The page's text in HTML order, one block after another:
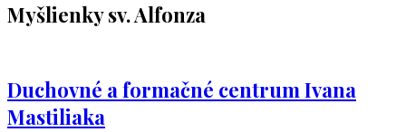
Myšlienky sv. Alfonza
Duchovné a formačné centrum Ivana
Mastiliaka